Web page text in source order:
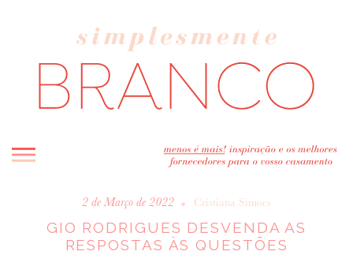
INICIO
BLOG
2 de Março de 2022 • Cristiana Simoes
GIO RODRIGUES DESVENDA AS
RESPOSTAS ÀS QUESTÕES